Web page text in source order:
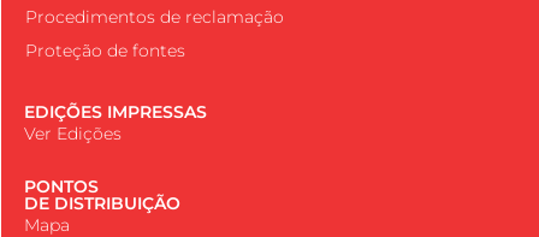
Procedimentos de reclamação
Proteção de fontes
EDIÇÕES IMPRESSAS
Ver Edições
PONTOS
DE DISTRIBUIÇÃO
Mapa